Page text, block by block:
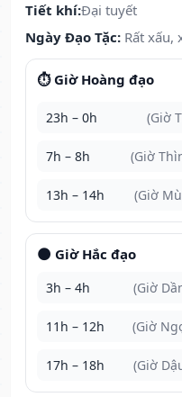
Tiết khí:Đại tuyết
Ngày Đạo Tặc: Rất xấu,
⏱️ Giờ Hoàng đạo
23h – 0h (Giờ
7h – 8h (Giờ
13h – 14h (Giờ
🌑 Giờ Hắc đạo
3h – 4h (Giờ
11h – 12h (Giờ
17h – 18h (Giờ